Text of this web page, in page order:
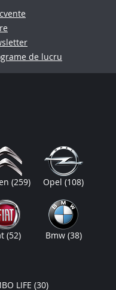
de lucru
(259) Opel(108)
(52) Bmw (38)
LIFE (30)